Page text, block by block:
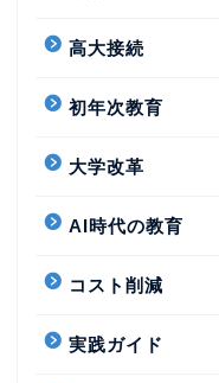
高大接続
初年次教育
大学改革
AI時代の教育
コスト削減
実践ガイド